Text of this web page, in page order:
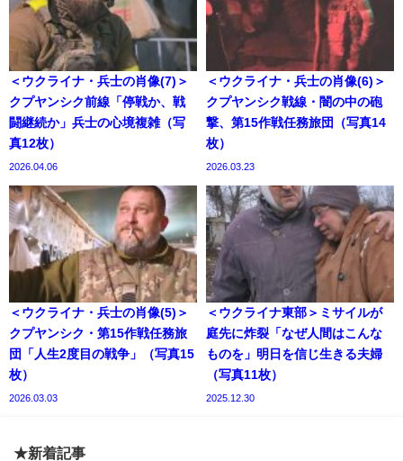
＜ウクライナ・兵士の肖像(7)＞
クプヤンシク前線「停戦か、戦
闘継続か」兵士の心境複雑（写
真12枚）
2026.04.06
＜ウクライナ・兵士の肖像(6)＞
クプヤンシク戦線・闇の中の砲
撃、第15作戦任務旅団（写真14
枚）
2026.03.23
＜ウクライナ・兵士の肖像(5)＞
クプヤンシク・第15作戦任務旅
団「人生2度目の戦争」（写真15
枚）
2026.03.03
＜ウクライナ東部＞ミサイルが
庭先に炸裂「なぜ人間はこんな
ものを」明日を信じ生きる夫婦
（写真11枚）
2025.12.30
★新着記事